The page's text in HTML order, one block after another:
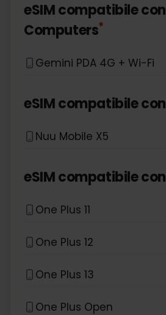
eSIM compatibile con
Computers*
Gemini PDA 4G + Wi-Fi
eSIM compatibile con
Nuu Mobile X5
eSIM compatibile con
One Plus 11
One Plus 12
One Plus 13
One Plus Open